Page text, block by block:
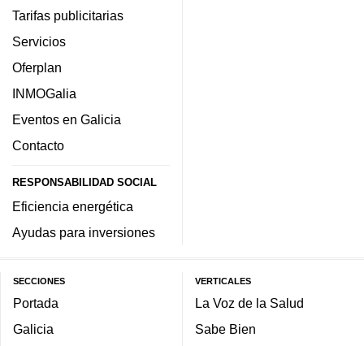
Tarifas publicitarias
Servicios
Oferplan
INMOGalia
Eventos en Galicia
Contacto
RESPONSABILIDAD SOCIAL
Eficiencia energética
Ayudas para inversiones
SECCIONES
Portada
Galicia
VERTICALES
La Voz de la Salud
Sabe Bien